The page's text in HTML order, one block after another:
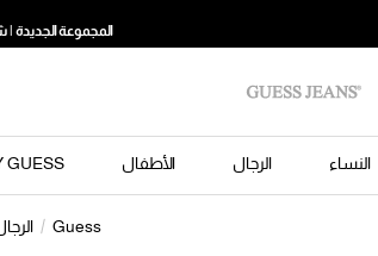
المجموعة الجديدة
النساء الرجال الأطفال GUESS
Guess